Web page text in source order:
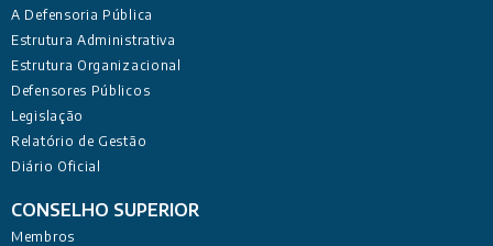
A Defensoria Pública
Estrutura Administrativa
Estrutura Organizacional
Defensores Públicos
Legislação
Relatório de Gestão
Diário Oficial
CONSELHO SUPERIOR
Membros